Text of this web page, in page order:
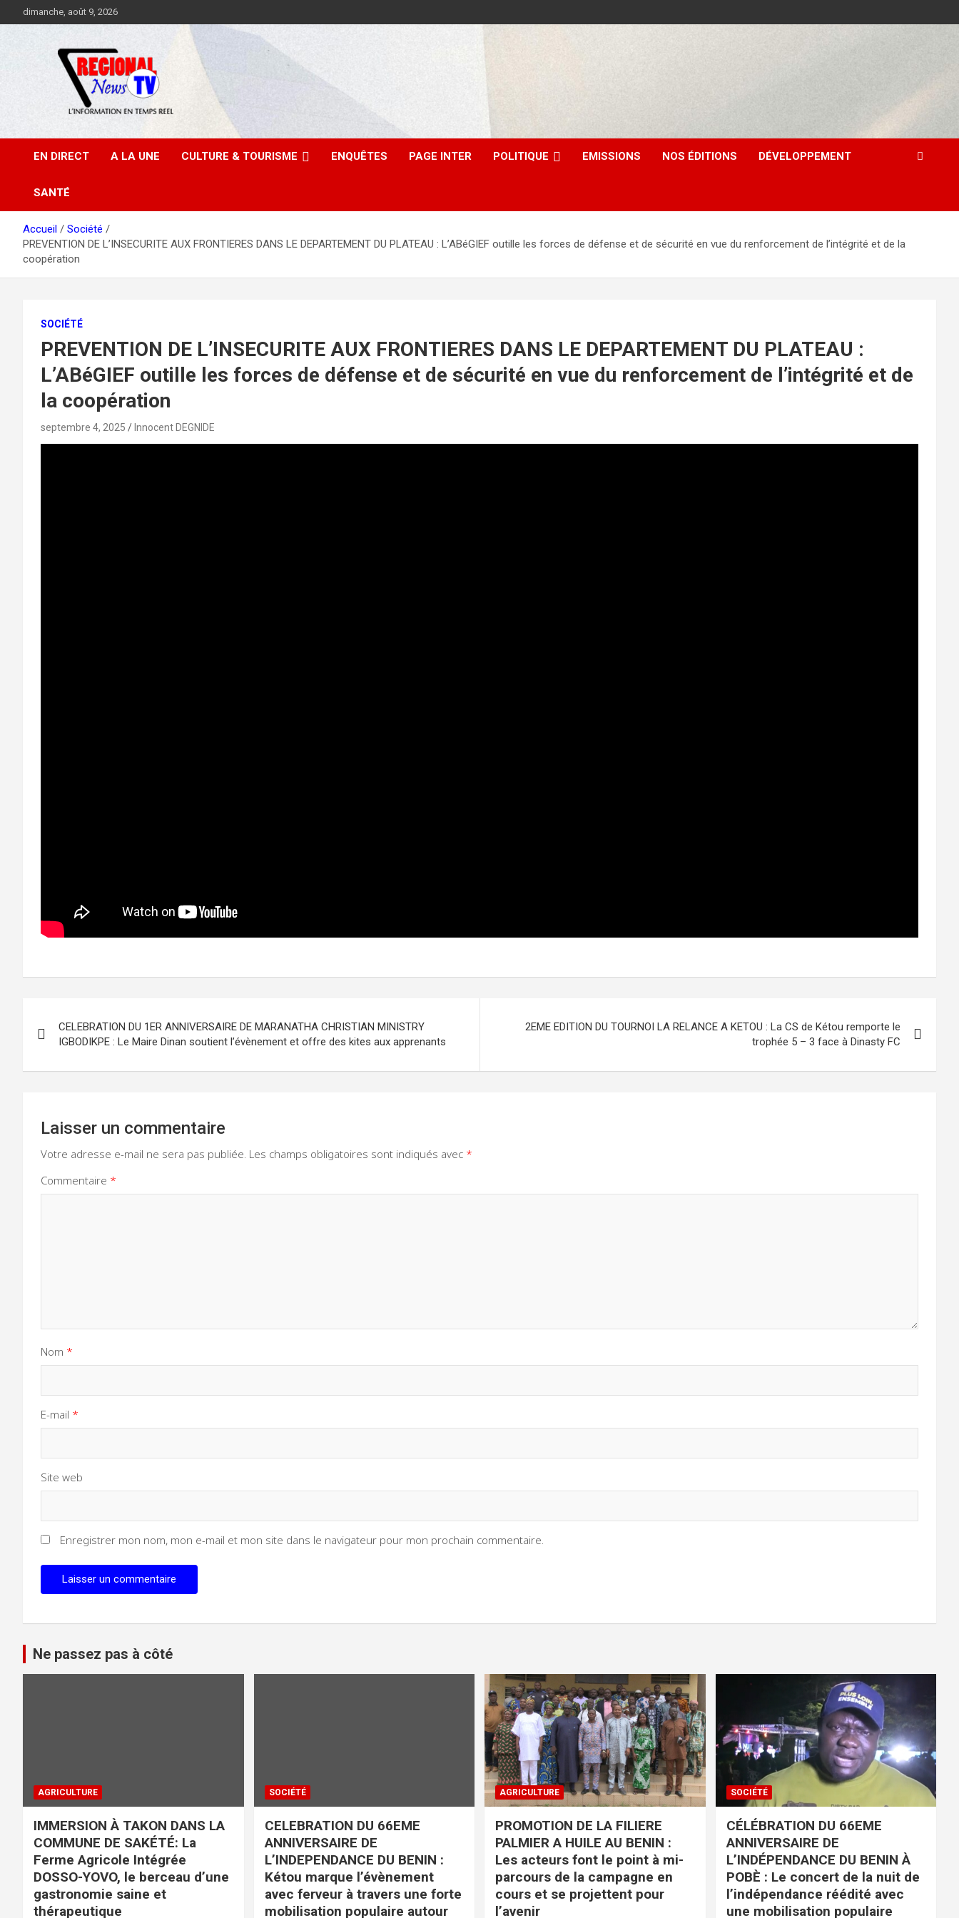
au
dimanche, août 9, 2026
EN DIRECT A LA UNE CULTURE & TOURISME ENQUÊTES PAGE INTER POLITIQUE EMISSIONS NOS ÉDITIONS DÉVELOPPEMENT
SANTÉ
Accueil
Société
PREVENTION DE L’INSECURITE AUX FRONTIERES DANS LE DEPARTEMENT DU PLATEAU : L’ABéGIEF outille les forces de défense et de sécurité en vue du renforcement de l’intégrité et de la
coopération
SOCIÉTÉ
PREVENTION DE L’INSECURITE AUX FRONTIERES DANS LE DEPARTEMENT DU PLATEAU :
L’ABéGIEF outille les forces de défense et de sécurité en vue du renforcement de l’intégrité et de
la coopération
septembre 4, 2025 Innocent DEGNIDE
de
l’article
CELEBRATION DU 1ER ANNIVERSAIRE DE MARANATHA CHRISTIAN MINISTRY
IGBODIKPE : Le Maire Dinan soutient l’évènement et offre des kites aux apprenants
2EME EDITION DU TOURNOI LA RELANCE A KETOU : La CS de Kétou remporte le
trophée 5 – 3 face à Dinasty FC
Laisser un commentaire
Votre adresse e-mail ne sera pas publiée. Les champs obligatoires sont indiqués avec *
Commentaire *
Nom *
E-mail *
Site web
Enregistrer mon nom, mon e-mail et mon site dans le navigateur pour mon prochain commentaire.
Ne passez pas à côté
AGRICULTURE
IMMERSION À TAKON DANS LA
COMMUNE DE SAKÉTÉ: La
Ferme Agricole Intégrée
DOSSO-YOVO, le berceau d’une
gastronomie saine et
thérapeutique
SOCIÉTÉ
CELEBRATION DU 66EME
ANNIVERSAIRE DE
L’INDEPENDANCE DU BENIN :
Kétou marque l’évènement
avec ferveur à travers une forte
mobilisation populaire autour
AGRICULTURE
PROMOTION DE LA FILIERE
PALMIER A HUILE AU BENIN :
Les acteurs font le point à mi-
parcours de la campagne en
cours et se projettent pour
l’avenir
SOCIÉTÉ
CÉLÉBRATION DU 66EME
ANNIVERSAIRE DE
L’INDÉPENDANCE DU BENIN À
POBÈ : Le concert de la nuit de
l’indépendance réédité avec
une mobilisation populaire